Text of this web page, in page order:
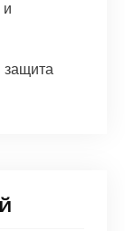
и
защита